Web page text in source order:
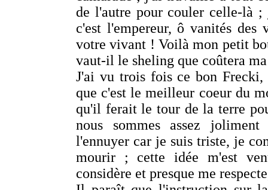
de l'autre pour couler celle-là
c'est l'empereur, ô vanités des
votre vivant ! Voilà mon petit
vaut-il le sheling que coûtera
J'ai vu trois fois ce bon
que c'est le meilleur coeur du
qu'il ferait le tour de la terre
nous sommes assez
l'ennuyer car je suis triste, je
mourir ; cette idée m'est
considère et presque me